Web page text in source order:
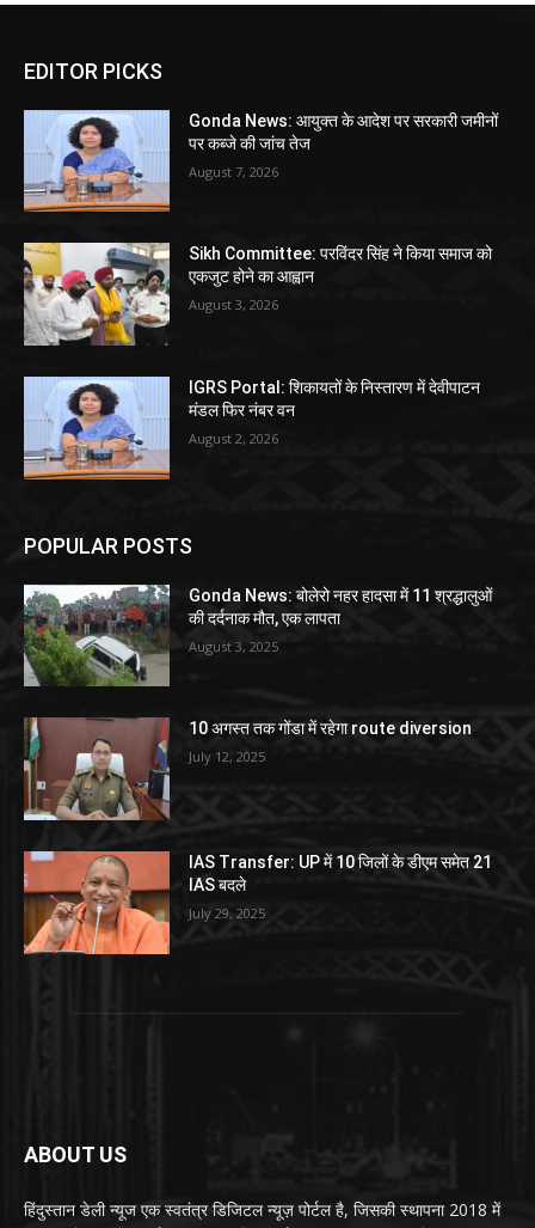
EDITOR PICKS
Gonda News: आयुक्त के आदेश पर सरकारी जमीनों
पर कब्जे की जांच तेज
August 7, 2026
Sikh Committee: परविंदर सिंह ने किया समाज को
एकजुट होने का आह्वान
August 3, 2026
IGRS Portal: शिकायतों के निस्तारण में देवीपाटन
मंडल फिर नंबर वन
August 2, 2026
POPULAR POSTS
Gonda News: बोलेरो नहर हादसा में 11 श्रद्धालुओं
की दर्दनाक मौत, एक लापता
August 3, 2025
10 अगस्त तक गोंडा में रहेगा route diversion
July 12, 2025
IAS Transfer: UP में 10 जिलों के डीएम समेत 21
IAS बदले
July 29, 2025
ABOUT US
हिंदुस्तान डेली न्यूज एक स्वतंत्र डिजिटल न्यूज़ पोर्टल है, जिसकी स्थापना 2018 में